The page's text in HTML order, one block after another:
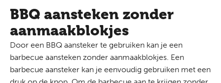
BBQ aansteken zonder
aanmaakblokjes
Door een BBQ aansteker te gebruiken kan je een
barbecue aansteken zonder aanmaakblokjes. Een
barbecue aansteker kan je eenvoudig gebruiken met een